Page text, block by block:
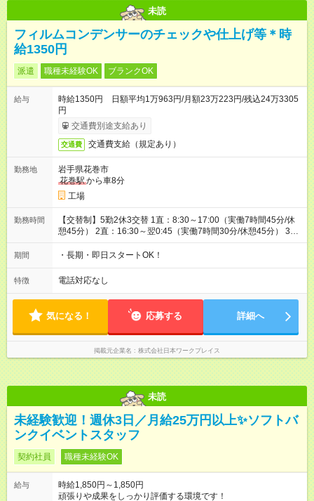
未読
フィルムコンデンサーのチェックや仕上げ等＊時
給1350円
派遣 職種未経験OK ブランクOK
給与
時給1350円 日額平均1万963円/月額23万223円/残込24万3305
円
交通費別途支給あり
交通費 交通費支給（規定あり）
勤務地
岩手県花巻市
花巻駅から車8分
工場
勤務時間
【交替制】5勤2休3交替 1直：8:30～17:00（実働7時間45分/休
憩45分） 2直：16:30～翌0:45（実働7時間30分/休憩45分） 3
直：0:35～8:50（実働7時間30分/休憩45分）
期間 ・長期・即日スタートOK！
特徴 電話対応なし
気になる！ 応募する 詳細へ
掲載元企業名 株式会社日本ワークプレイス
未読
未経験歓迎！週休3日／月給25万円以上✨ソフトバ
ンクイベントスタッフ
契約社員 職種未経験OK
給与
時給1,850円～1,850円
頑張りや成果をしっかり評価する環境です！